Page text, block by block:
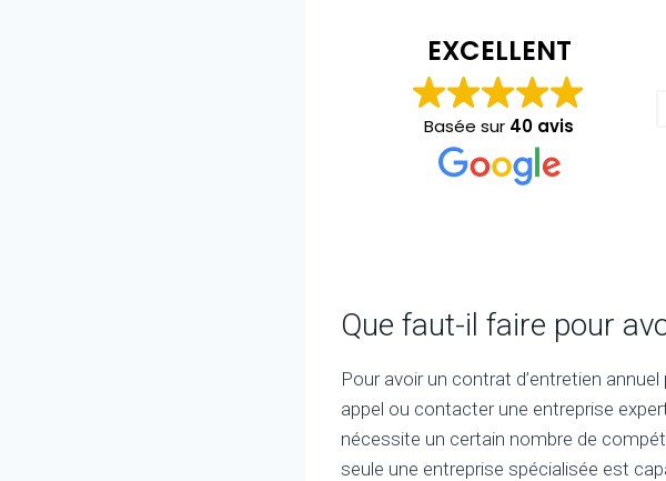
EXCELLENT
Basée sur 40 avis
Personne au top carré et propre
Que faut-il faire pour
Pour avoir un contrat d’entretien
appel ou contacter une entreprise
nécessite un certain nombre de
seule une entreprise spécialisée est